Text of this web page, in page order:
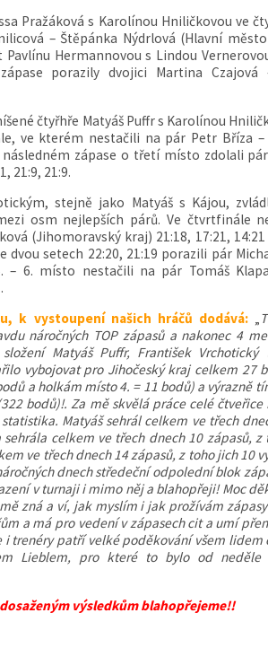
Pražáková s Karolínou Hniličkovou ve
– Štěpánka Nýdrlová (Hlavní město
Hermannovou s Lindou
porazily dvojici Martina Czajová
čtyřhře Matyáš Puffr s Karolínou
ve kterém nestačili na pár Petr Bříza –
zápase o třetí místo zdolali
21:9, 21:9.
stejně jako Matyáš s Kájou,
osm nejlepších párů. Ve čtvrtfinále
(Jihomoravský kraj) 21:18, 17:21,
dvou setech 22:20, 21:19 porazili pár
– 6. místo nestačili na pár Tomáš
k vystoupení našich hráčů dodává:„
náročných TOP zápasů a nakonec 4
Matyáš Puffr, František Vrchotický
vybojovat pro Jihočeský kraj celkem 27
a holkám místo 4. = 11 bodů) a výrazně
bodů)!. Za mě skvělá práce celé čtveřice
Matyáš sehrál celkem ve třech
celkem ve třech dnech 10 zápasů,
ve třech dnech 14 zápasů, z toho jich 10
dnech středeční odpolední blok
v turnaji i mimo něj a blahopřeji! Moc
zná a ví, jak myslím i jak prožívám
a má pro vedení v zápasech cit a umí
trenéry patří velké poděkování všem lidem
Lieblem, pro které to bylo od neděle
výsledkům blahopřejeme!!